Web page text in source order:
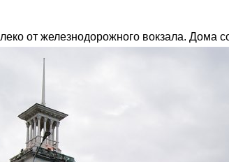
от железнодорожного вокзала. Дома